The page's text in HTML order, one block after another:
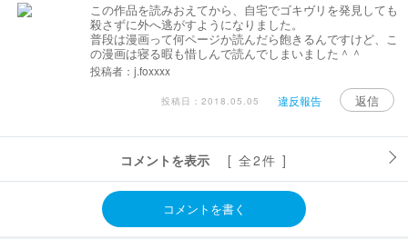
この作品を読みおえてから、自宅でゴキヴリを発見しても
殺さずに外へ逃がすようになりました。
普段は漫画って何ページか読んだら飽きるんですけど、こ
の漫画は寝る暇も惜しんで読んでしまいました＾＾
投稿者：j.foxxxx
投稿日：2018.05.05 違反報告 返信
コメントを表示 [ 全2件 ]
コメントを書く